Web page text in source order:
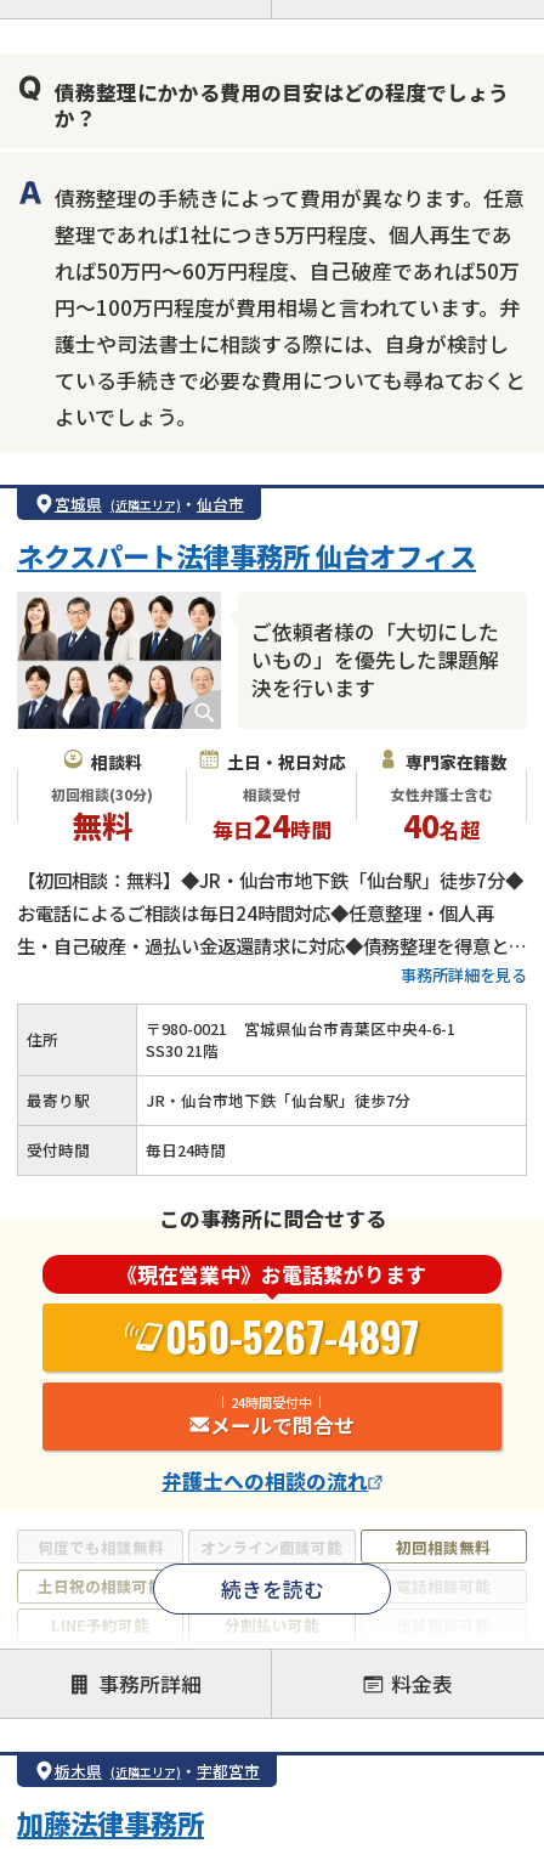
個人再生
時効援用
過払い金返還請求
会社破産・法人破産
債務整理にかかる費用の目安はどの程度でしょう
か？
債務整理の手続きによって費用が異なります。任意
整理であれば1社につき5万円程度、個人再生であ
れば50万円〜60万円程度、自己破産であれば50万
円〜100万円程度が費用相場と言われています。弁
護士や司法書士に相談する際には、自身が検討し
ている手続きで必要な費用についても尋ねておくと
よいでしょう。
宮城県 (近隣エリア) ・ 仙台市
ご依頼者様の「大切にした
いもの」を優先した課題解
決を行います
ネクスパート法律事務所 仙台オフィス
相談料
初回相談(30分)
無料
土日・祝日対応
相談受付
毎日24時間
専門家在籍数
女性弁護士含む
40名超
【初回相談：無料】◆JR・仙台市地下鉄「仙台駅」徒歩7分◆
お電話によるご相談は毎日24時間対応◆任意整理・個人再
生・自己破産・過払い金返還請求に対応◆債務整理を得意と
し、数多くの事件解決をサポート◆弁護士費用の分割払いもご
相談ください
事務所詳細を見る
何度でも相談無料 オンライン面談可能
初回相談無料
土日祝の相談可能
19時以降電話可能
電話相談可能
LINE予約可能
分割払い可能
借金返済相談・交渉
自己破産
任意整理
個人再生
時効援用
会社破産・法人破産
続きを読む
住所 〒980-0021
宮城県仙台市青葉区中央4-6-1
SS30 21階
最寄り駅 JR・仙台市地下鉄「仙台駅」徒歩7分
受付時間 毎日24時間
この事務所に問合せする
《現在営業中》お電話繋がります
050-5267-4897
24時間受付中
メールで問合せ
弁護士への相談の流れ
事務所詳細 料金表
栃木県 (近隣エリア) ・ 宇都宮市
加藤法律事務所